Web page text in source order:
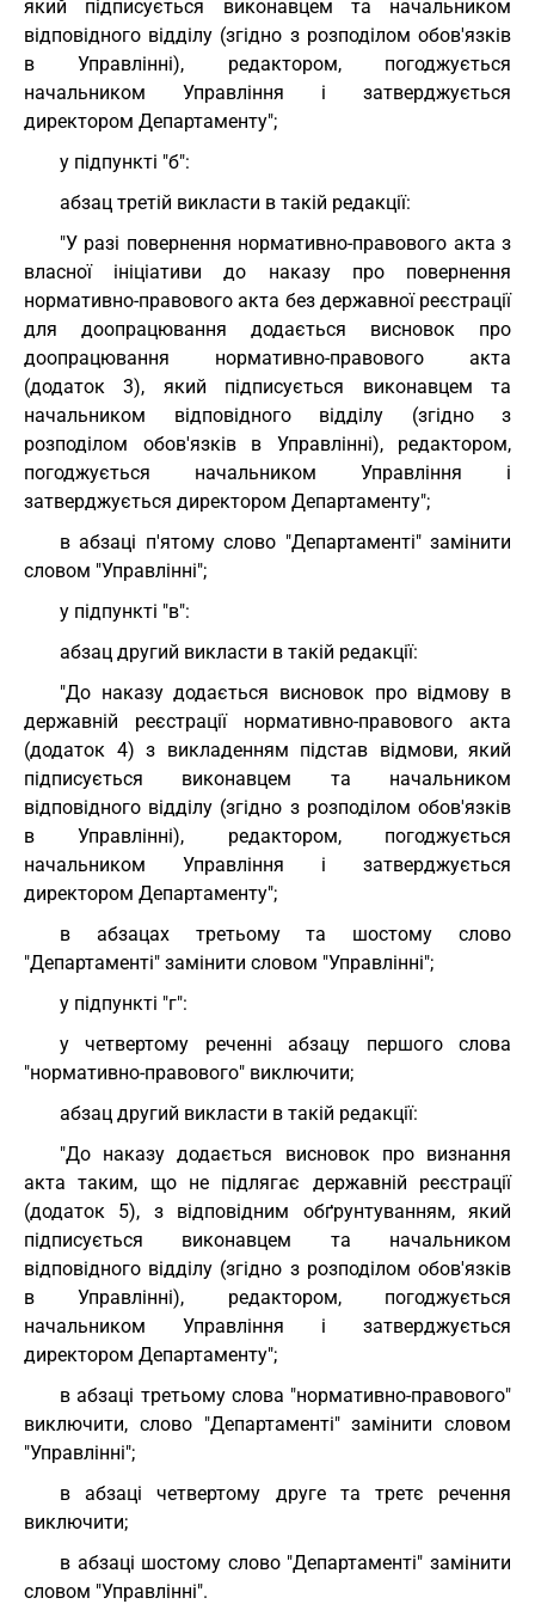
який підписується виконавцем та начальником
відповідного відділу (згідно з розподілом обов'язків
в Управлінні), редактором, погоджується
начальником Управління і затверджується
директором Департаменту";
у підпункті "б":
абзац третій викласти в такій редакції:
"У разі повернення нормативно-правового акта з
власної ініціативи до наказу про повернення
нормативно-правового акта без державної реєстрації
для доопрацювання додається висновок про
доопрацювання нормативно-правового акта
(додаток 3), який підписується виконавцем та
начальником відповідного відділу (згідно з
розподілом обов'язків в Управлінні), редактором,
погоджується начальником Управління і
затверджується директором Департаменту";
в абзаці п'ятому слово "Департаменті" замінити
словом "Управлінні";
у підпункті "в":
абзац другий викласти в такій редакції:
"До наказу додається висновок про відмову в
державній реєстрації нормативно-правового акта
(додаток 4) з викладенням підстав відмови, який
підписується виконавцем та начальником
відповідного відділу (згідно з розподілом обов'язків
в Управлінні), редактором, погоджується
начальником Управління і затверджується
директором Департаменту";
в абзацах третьому та шостому слово
"Департаменті" замінити словом "Управлінні";
у підпункті "г":
у четвертому реченні абзацу першого слова
"нормативно-правового" виключити;
абзац другий викласти в такій редакції:
"До наказу додається висновок про визнання
акта таким, що не підлягає державній реєстрації
(додаток 5), з відповідним обґрунтуванням, який
підписується виконавцем та начальником
відповідного відділу (згідно з розподілом обов'язків
в Управлінні), редактором, погоджується
начальником Управління і затверджується
директором Департаменту";
в абзаці третьому слова "нормативно-правового"
виключити, слово "Департаменті" замінити словом
"Управлінні";
в абзаці четвертому друге та третє речення
виключити;
в абзаці шостому слово "Департаменті" замінити
словом "Управлінні".